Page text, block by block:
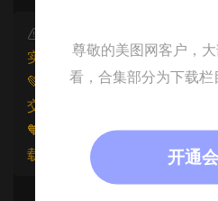
本文资源仅供个人参考学
实将封禁账号权限！
💚本文资源均来源网友分享
交工单处理。
🧡原文链接：https://
载请注明出处。
尊敬的美图网客户，
看，合集部分为下载
开通